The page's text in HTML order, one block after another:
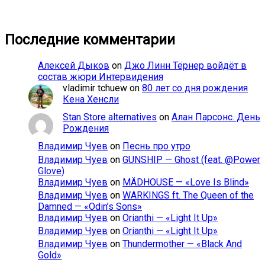
Последние комментарии
Алексей Дыков on Джо Линн Тёрнер войдёт в
состав жюри Интервидения
vladimir tchuew on 80 лет со дня рождения
Кена Хенсли
Stan Store alternatives on Алан Парсонс. День
Рождения
Владимир Чуев on Песнь про утро
Владимир Чуев on GUNSHIP — Ghost (feat. @Power
Glove)
Владимир Чуев on MÄDHOUSE — «Love Is Blind»
Владимир Чуев on WARKINGS ft. The Queen of the
Damned — «Odin’s Sons»
Владимир Чуев on Orianthi — «Light It Up»
Владимир Чуев on Orianthi — «Light It Up»
Владимир Чуев on Thundermother — «Black And
Gold»